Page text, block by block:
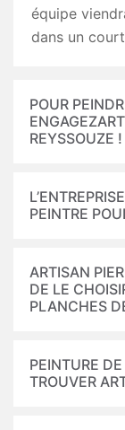
équipe
dans un
POUR
REYSSOUZE !
PEINTRE
ARTISAN
DE LE
PLANCHES
PEINTURE
TROUVER